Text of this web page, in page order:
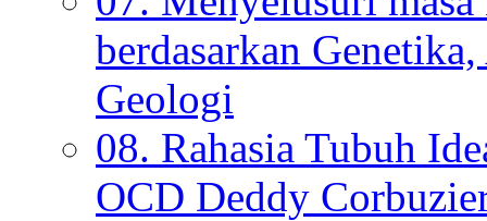
berdasarkan
Geologi
08. Rahasia Tubuh
OCD Deddy